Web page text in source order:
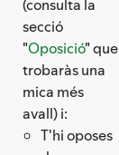
(consulta la
secció
"Oposició" que
trobaràs una
mica més
avall) i:
T'hi oposes